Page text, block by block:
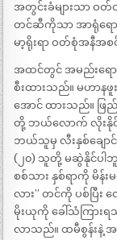
အတွင်းခံများသာ ဝ
တင်ဆီကိုသာ အာရုံရေ
မာ့ရိုးရာ ဝတ်စုံအနီအ
အထင်တွင် အမည်းရေ
စီးထားသည်။ မဟာနဖူ
အောင် ထားသည်။ ဖြ
တို့ ဘယ်လောက် လိုးနိုင်မှ
ဘယ်သူမှ လီးနှစ်ချော
(၂၀) သူတို့ မဆွဲနိုင်ပါဘူ
စစ်သား နှစ်ရာကို မိ
လား” တင်ကို ပစ်ပြီ
မိုးယုကို ခေါ်သံကြား
လာသည်။ ထမီစွန်းနဲ့ အင်္